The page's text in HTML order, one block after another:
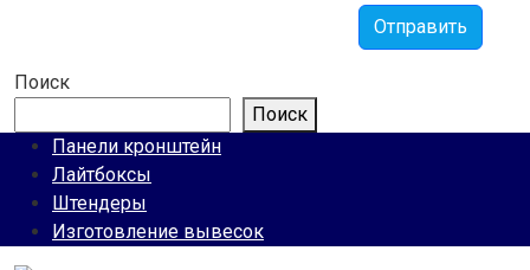
Отправить
Поиск
Поиск
Панели кронштейн
Лайтбоксы
Штендеры
Изготовление вывесок